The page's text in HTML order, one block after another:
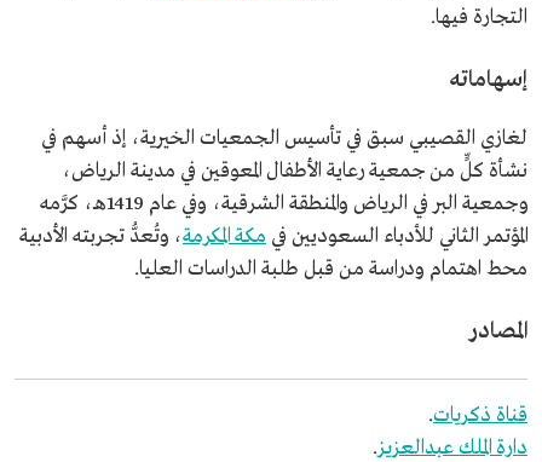
التجارة فيها.
إسهاماته
لغازي القصيبي سبق في تأسيس الجمعيات الخيرية، إذ أسهم في
نشأة كلٍّ من جمعية رعاية الأطفال المعوقين في مدينة الرياض،
وجمعية البر في الرياض والمنطقة الشرقية، وفي عام 1419هـ، كرَّمه
المؤتمر الثاني للأدباء السعوديين في مكة المكرمة، وتُعدُّ تجربته الأدبية
محط اهتمام ودراسة من قبل طلبة الدراسات العليا.
المصادر
قناة ذكريات.
دارة الملك عبدالعزيز.